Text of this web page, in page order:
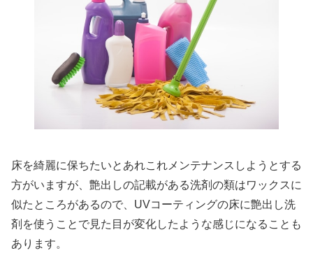
床を綺麗に保ちたいとあれこれメンテナンスしようとする
方がいますが、艶出しの記載がある洗剤の類はワックスに
似たところがあるので、UVコーティングの床に艶出し洗
剤を使うことで見た目が変化したような感じになることも
あります。